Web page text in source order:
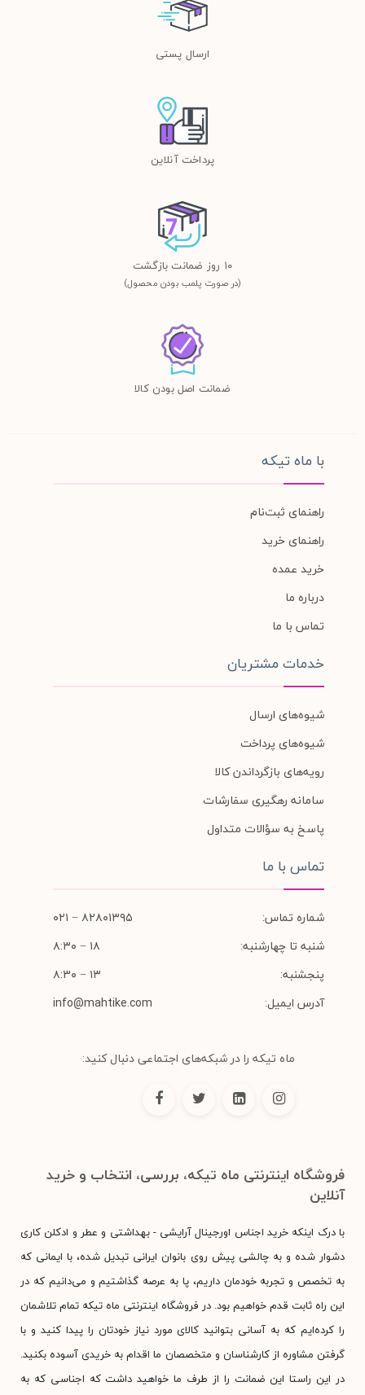
ارسال پستی
پرداخت آنلاین
١٠ روز ضمانت بازگشت
(در صورت پلمب بودن محصول)
ضمانت اصل بودن کالا
با ماه تیکه
راهنمای ثبت‌نام
راهنمای خرید
خرید عمده
درباره ما
تماس با ما
خدمات مشتریان
شیوه‌های ارسال
شیوه‌های پرداخت
رویه‌های بازگرداندن کالا
سامانه رهگیری سفارشات
پاسخ به سؤالات متداول
تماس با ما
شماره تماس:
۸۲۸۰۱۳۹۵ − ۰۲۱
شنبه تا چهارشنبه:
۱۸ − ۸:۳۰
پنجشنبه:
۱۳ − ۸:۳۰
آدرس ایمیل:
info@mahtike.com
ماه تیکه را در شبکه‌های اجتماعی دنبال کنید:
فروشگاه اینترنتی ماه تیکه، بررسی، انتخاب و خرید
آنلاین
با درک اینکه خرید اجناس اورجینال آرایشی - بهداشتی و عطر و ادکلن کاری
دشوار شده و به چالشی پیش روی بانوان ایرانی تبدیل شده، با ایمانی که
به تخصص و تجربه خودمان داریم، پا به عرصه گذاشتیم و می‌دانیم که در
این راه ثابت قدم خواهیم بود. در فروشگاه اینترنتی ماه تیکه تمام تلاشمان
را کرده‌ایم که به آسانی بتوانید کالای مورد نیاز خودتان را پیدا کنید و با
گرفتن مشاوره از کارشناسان و متخصصان ما اقدام به خریدی آسوده بکنید.
در این راستا این ضمانت را از طرف ما خواهید داشت که اجناسی که به